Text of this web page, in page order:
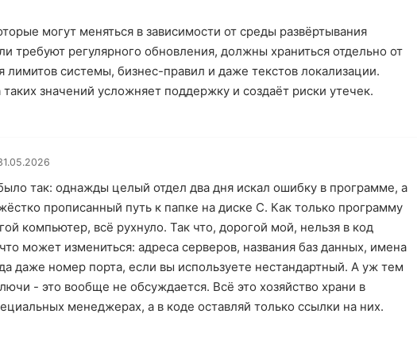
могут меняться в зависимости от среды развёртывания
требуют регулярного обновления, должны храниться отдельно от
лимитов системы, бизнес-правил и даже текстов локализации.
значений усложняет поддержку и создаёт риски утечек.
так: однажды целый отдел два дня искал ошибку в программе, а
прописанный путь к папке на диске C. Как только программу
компьютер, всё рухнуло. Так что, дорогой мой, нельзя в код
может измениться: адреса серверов, названия баз данных, имена
даже номер порта, если вы используете нестандартный. А уж тем
- это вообще не обсуждается. Всё это хозяйство храни в
менеджерах, а в коде оставляй только ссылки на них.